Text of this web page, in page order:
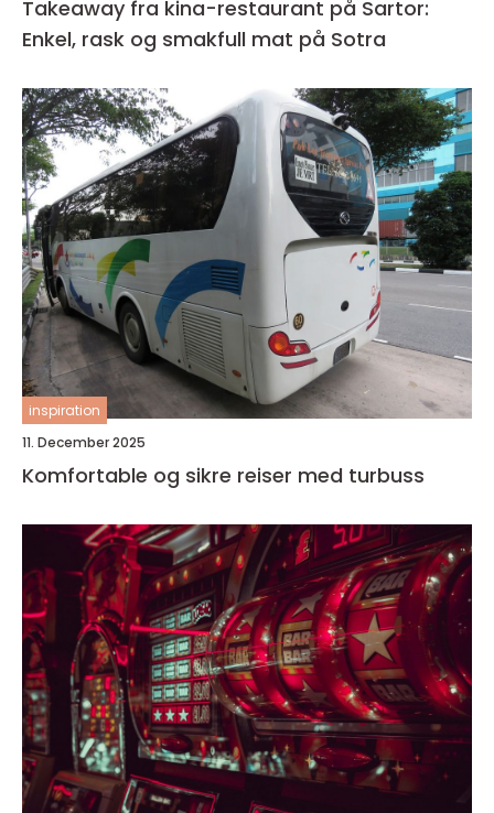
Takeaway fra kina-restaurant på Sartor:
Enkel, rask og smakfull mat på Sotra
inspiration
11. December 2025
Komfortable og sikre reiser med turbuss